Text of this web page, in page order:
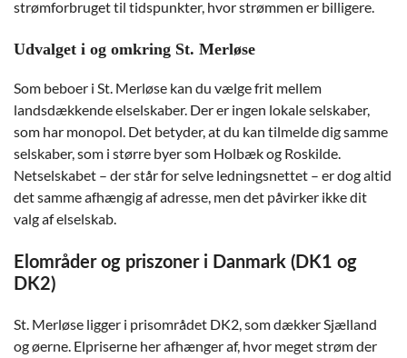
strømforbruget til tidspunkter, hvor strømmen er billigere.
Udvalget i og omkring St. Merløse
Som beboer i St. Merløse kan du vælge frit mellem
landsdækkende elselskaber. Der er ingen lokale selskaber,
som har monopol. Det betyder, at du kan tilmelde dig samme
selskaber, som i større byer som Holbæk og Roskilde.
Netselskabet – der står for selve ledningsnettet – er dog altid
det samme afhængig af adresse, men det påvirker ikke dit
valg af elselskab.
Elområder og priszoner i Danmark (DK1 og
DK2)
St. Merløse ligger i prisområdet DK2, som dækker Sjælland
og øerne. Elpriserne her afhænger af, hvor meget strøm der